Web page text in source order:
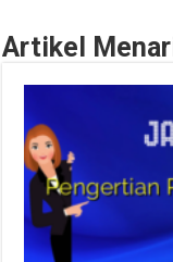
Artikel